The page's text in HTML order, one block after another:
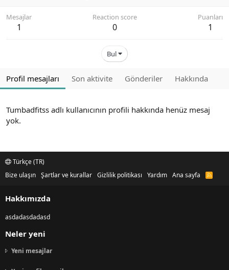
Mesajlar
1
Reaction score
0
Puanları
1
Bul
Profil mesajları Son aktivite Gönderiler Hakkında
Tumbadfitss adlı kullanıcının profili hakkında henüz mesaj
yok.
Türkçe (TR)
Bize ulaşın Şartlar ve kurallar Gizlilik politikası Yardım Ana sayfa
R
Hakkımızda
asdadasdadasd
Neler yeni
Yeni mesajlar